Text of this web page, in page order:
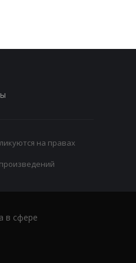
на правах
в сфере